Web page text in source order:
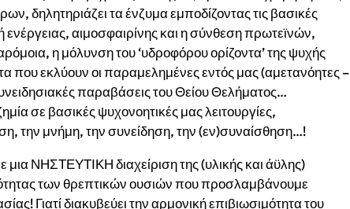
δηλητηριάζει τα ένζυμα εμποδίζοντας τις βασικές
αιμοσφαιρίνης και η σύνθεση πρωτεϊνών,
η μόλυνση του ‘υδροφόρου ορίζοντα’ της ψυχής
που εκλύουν οι παραμελημένες εντός μας (αμετανόητες –
παραβάσεις του Θείου Θελήματος…
σε βασικές ψυχονοητικές μας λειτουργίες,
την μνήμη, την συνείδηση, την (εν)συναίσθηση…!
ΝΗΣΤΕΥΤΙΚΗ διαχείριση της (υλικής και άϋλης)
των θρεπτικών ουσιών που προσλαμβάνουμε
Γιατί διακυβεύει την αρμονική επιβιωσιμότητα του